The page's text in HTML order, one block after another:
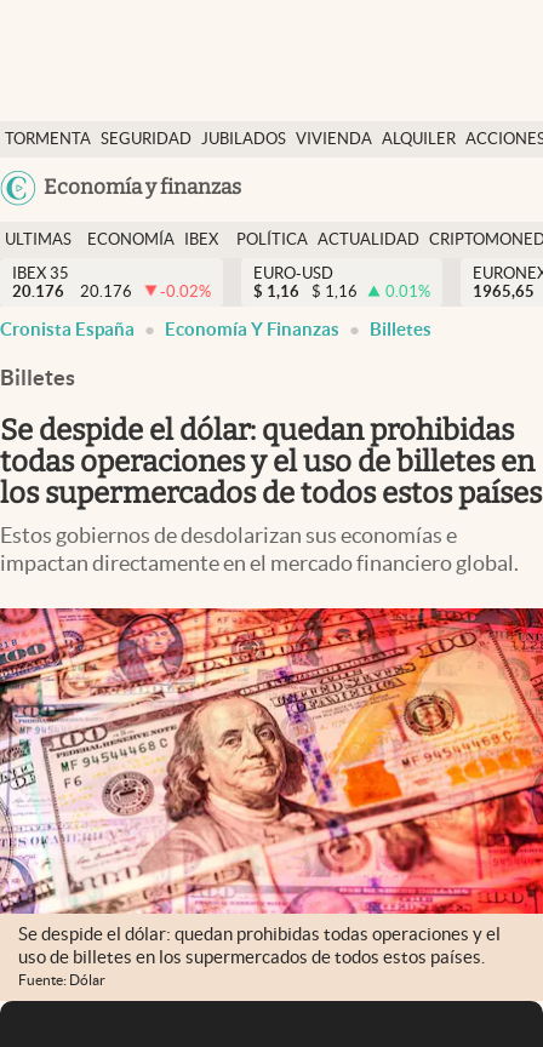
TORMENTA SEGURIDAD JUBILADOS VIVIENDA ALQUILER
USA
Economía y finanzas
Economía y finanzas
Política
Actualidad
Criptomonedas
España
ULTIMAS
NOTICIAS
ECONOMÍA
FINANZAS
IBEX
EURO
POLÍTICA ACTUALIDAD
IBEX 35
20.176
20.176 -0.02%
EURO-USD
$ 1,16 $ 1,16 0.01%
1965,65
Cronista España Economía Y Finanzas Billetes
Billetes
Se despide el dólar: quedan prohibidas
todas operaciones y el uso de billetes en
los supermercados de todos estos países
Estos gobiernos de desdolarizan sus economías e
impactan directamente en el mercado financiero global.
Se despide el dólar: quedan prohibidas todas operaciones y el
uso de billetes en los supermercados de todos estos países.
Fuente: Dólar